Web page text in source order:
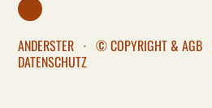
ANDERSTER · © COPYRIGHT & AGB
DATENSCHUTZ